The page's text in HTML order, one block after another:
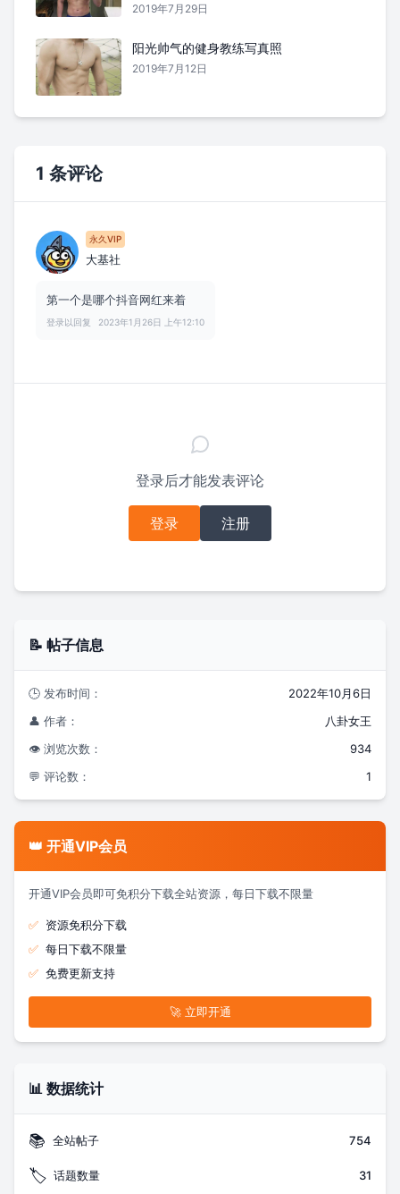
2019年7月29日
阳光帅气的健身教练写真照
2019年7月12日
1 条评论
永久VIP
大基社
第一个是哪个抖音网红来着
登录以回复 2023年1月26日 上午12:10
登录后才能发表评论
登录 注册
📝 帖子信息
🕒 发布时间：
2022年10月6日
👤 作者：
八卦女王
👁️ 浏览次数：
934
💬 评论数：
1
👑 开通VIP会员
开通VIP会员即可免积分下载全站资源，每日下载不限量
✅ 资源免积分下载
✅ 每日下载不限量
✅ 免费更新支持
🚀 立即开通
📊 数据统计
📚 全站帖子 754
🏷️ 话题数量 31